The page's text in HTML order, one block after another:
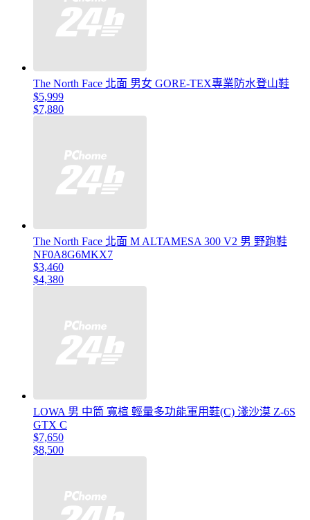
The North Face 北面 男女 GORE-TEX專業防水登山鞋
$5,999
$7,880
The North Face 北面 M ALTAMESA 300 V2 男 野跑鞋
NF0A8G6MKX7
$3,460
$4,380
LOWA 男 中筒 寬楦 輕量多功能軍用鞋(C) 淺沙漠 Z-6S
GTX C
$7,650
$8,500